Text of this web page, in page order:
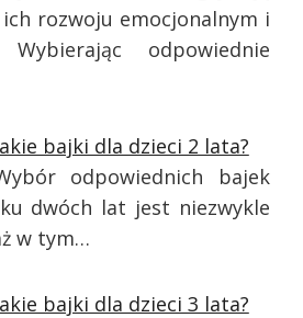
rozwoju emocjonalnym i
Wybierając odpowiednie
bajki dla dzieci 2 lata?
odpowiednich bajek
dwóch lat jest niezwykle
w tym…
bajki dla dzieci 3 lata?